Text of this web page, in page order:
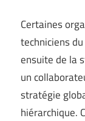
Certaines
techniciens
ensuite de la
un
stratégie
hiérarchique.